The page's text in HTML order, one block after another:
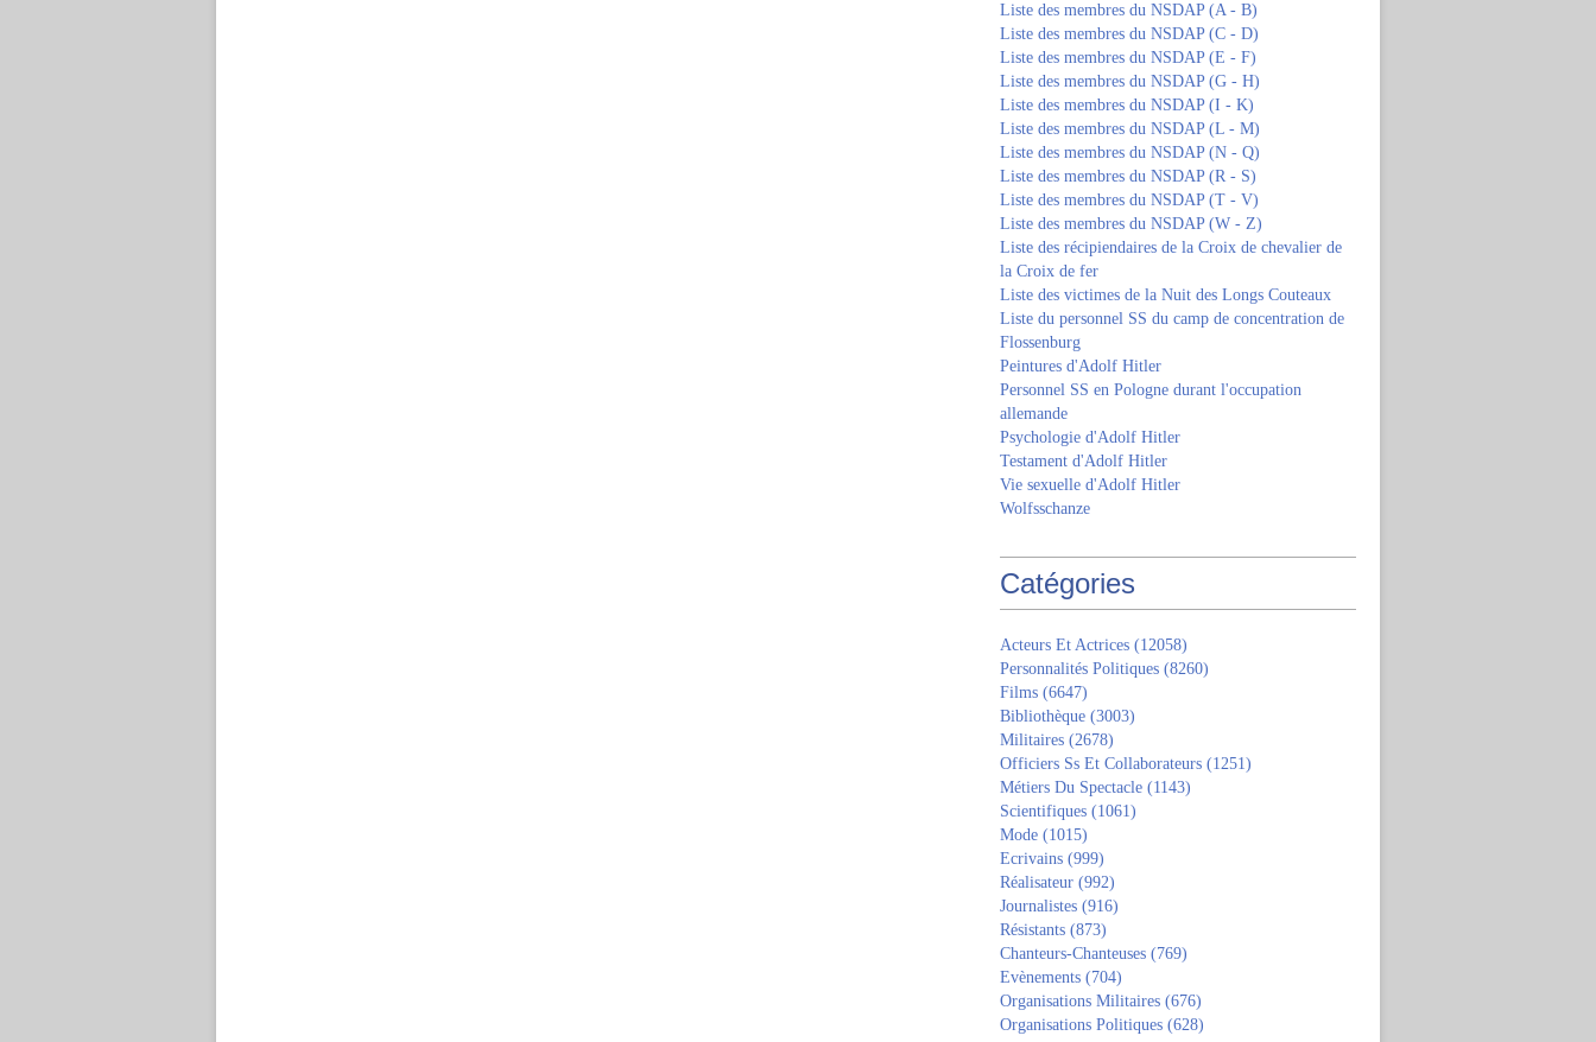
Liste des membres du NSDAP (A - B)
Liste des membres du NSDAP (C - D)
Liste des membres du NSDAP (E - F)
Liste des membres du NSDAP (G - H)
Liste des membres du NSDAP (I - K)
Liste des membres du NSDAP (L - M)
Liste des membres du NSDAP (N - Q)
Liste des membres du NSDAP (R - S)
Liste des membres du NSDAP (T - V)
Liste des membres du NSDAP (W - Z)
Liste des récipiendaires de la Croix de chevalier de
la Croix de fer
Liste des victimes de la Nuit des Longs Couteaux
Liste du personnel SS du camp de concentration de
Flossenburg
Peintures d'Adolf Hitler
Personnel SS en Pologne durant l'occupation
allemande
Psychologie d'Adolf Hitler
Testament d'Adolf Hitler
Vie sexuelle d'Adolf Hitler
Wolfsschanze
Catégories
Acteurs Et Actrices (12058)
Personnalités Politiques (8260)
Films (6647)
Bibliothèque (3003)
Militaires (2678)
Officiers Ss Et Collaborateurs (1251)
Métiers Du Spectacle (1143)
Scientifiques (1061)
Mode (1015)
Ecrivains (999)
Réalisateur (992)
Journalistes (916)
Résistants (873)
Chanteurs-Chanteuses (769)
Evènements (704)
Organisations Militaires (676)
Organisations Politiques (628)